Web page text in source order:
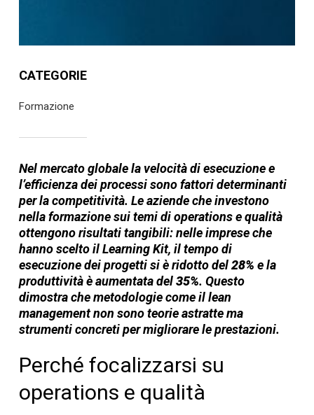
CATEGORIE
Formazione
Nel mercato globale la velocità di esecuzione e
l’efficienza dei processi sono fattori determinanti
per la competitività. Le aziende che investono
nella formazione sui temi di operations e qualità
ottengono risultati tangibili: nelle imprese che
hanno scelto il Learning Kit, il tempo di
esecuzione dei progetti si è ridotto del28% e la
produttività è aumentata del35%. Questo
dimostra che metodologie come il lean
management non sono teorie astratte ma
strumenti concreti per migliorare le prestazioni.
Perché focalizzarsi su
operations e qualità